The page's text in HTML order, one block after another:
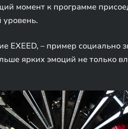
момент к программе
EXEED, – пример
ярких эмоций не только